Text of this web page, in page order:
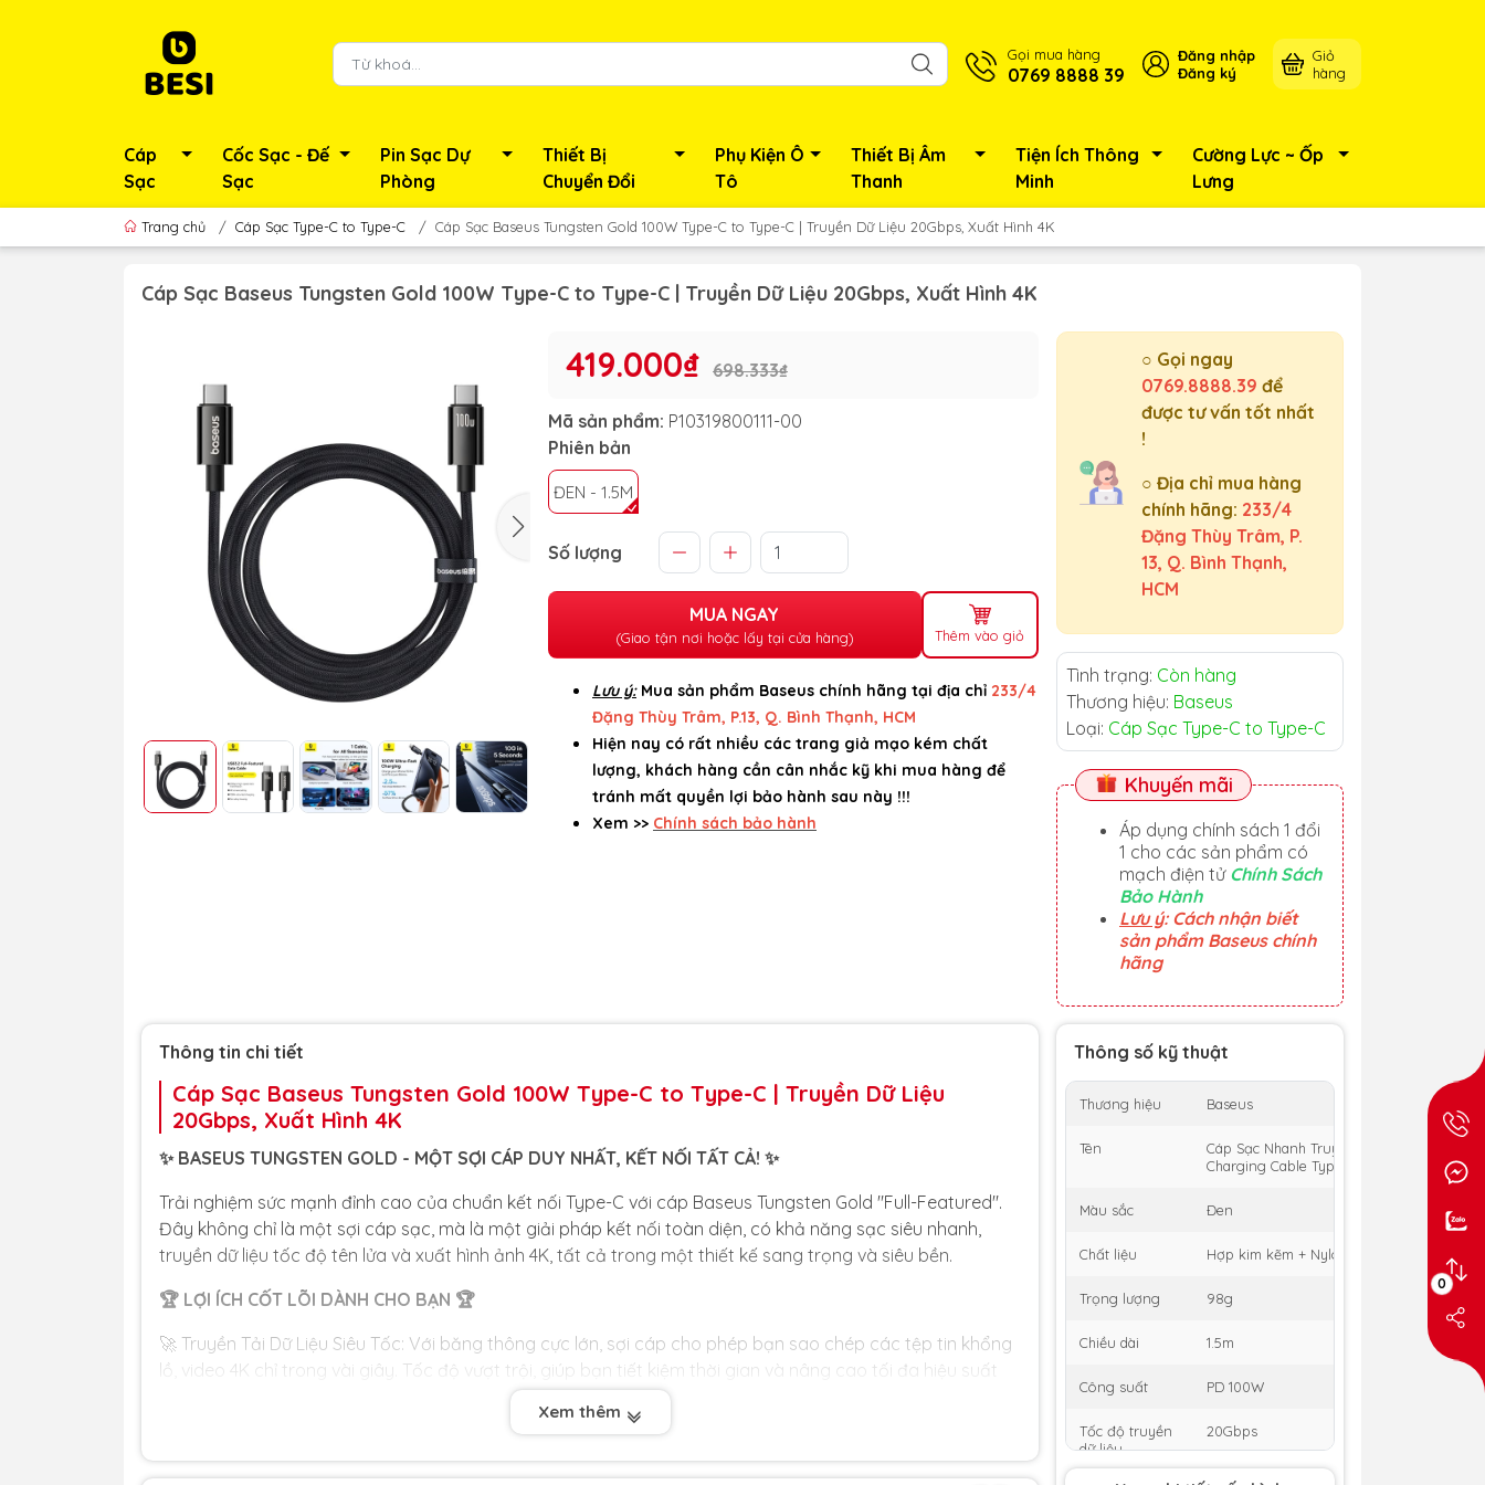
Gọi mua hàng
0769 8888 39
Đăng nhập
Đăng ký
Giỏ
hàng
Cáp
Sạc
Cốc Sạc - Đế
Sạc
Pin Sạc Dự
Phòng
Thiết Bị
Chuyển Đổi
Phụ Kiện Ô
Tô
Thiết Bị Âm
Thanh
Tiện Ích Thông
Minh
Cường Lực ~ Ốp
Lưng
Trang chủ / Cáp Sạc Type-C to Type-C / Cáp Sạc Baseus Tungsten Gold 100W Type-C to Type-C | Truyền Dữ Liệu 20Gbps, Xuất Hình 4K
Cáp Sạc Baseus Tungsten Gold 100W Type-C to Type-C | Truyền Dữ Liệu 20Gbps, Xuất Hình 4K
419.000₫ 698.333₫
Mã sản phẩm: P10319800111-00
Phiên bản
ĐEN - 1.5M
Số lượng
MUA NGAY
(Giao tận nơi hoặc lấy tại cửa hàng) Thêm vào giỏ
Lưu ý: Mua sản phẩm Baseus chính hãng tại địa chỉ 233/4
Đặng Thùy Trâm, P.13, Q. Bình Thạnh, HCM
Hiện nay có rất nhiều các trang giả mạo kém chất
lượng, khách hàng cần cân nhắc kỹ khi mua hàng để
tránh mất quyền lợi bảo hành sau này !!!
Xem >> Chính sách bảo hành
0
○ Gọi ngay
0769.8888.39 để
được tư vấn tốt nhất
!
○ Địa chỉ mua hàng
chính hãng: 233/4
Đặng Thùy Trâm, P.
13, Q. Bình Thạnh,
HCM
Tình trạng: Còn hàng
Thương hiệu: Baseus
Loại: Cáp Sạc Type-C to Type-C
Khuyến mãi
Áp dụng chính sách 1 đổi
1 cho các sản phẩm có
mạch điện tử Chính Sách
Bảo Hành
Lưu ý: Cách nhận biết
sản phẩm Baseus chính
hãng
Thông số kỹ thuật
Thương hiệu Baseus
Tên
Cáp Sạc Nhanh Truyền Dữ Liệu Baseus
Charging Cable Type-C to Type-C 100W
Màu sắc Đen
Chất liệu Hợp kim kẽm + Nylon
Trọng lượng 98g
Chiều dài 1.5m
Công suất PD 100W
Tốc độ truyền
dữ liệu
20Gbps
Thông tin chi tiết
Cáp Sạc Baseus Tungsten Gold 100W Type-C to Type-C | Truyền Dữ Liệu
20Gbps, Xuất Hình 4K
✨ BASEUS TUNGSTEN GOLD - MỘT SỢI CÁP DUY NHẤT, KẾT NỐI TẤT CẢ! ✨
Trải nghiệm sức mạnh đỉnh cao của chuẩn kết nối Type-C với cáp Baseus Tungsten Gold "Full-Featured".
Đây không chỉ là một sợi cáp sạc, mà là một giải pháp kết nối toàn diện, có khả năng sạc siêu nhanh,
truyền dữ liệu tốc độ tên lửa và xuất hình ảnh 4K, tất cả trong một thiết kế sang trọng và siêu bền.
🏆 LỢI ÍCH CỐT LÕI DÀNH CHO BẠN 🏆
🚀 Truyền Tải Dữ Liệu Siêu Tốc: Với băng thông cực lớn, sợi cáp cho phép bạn sao chép các tệp tin khổng
lồ, video 4K chỉ trong vài giây. Tốc độ vượt trội, giúp bạn tiết kiệm thời gian và nâng cao tối đa hiệu suất
📺 Xuất Hình Ảnh 4K Sắc Nét: Dễ dàng kết nối laptop, máy tính bảng của bạn với màn hình ngoài, TV hoặc
máy chiếu để tận hưởng hình ảnh và video với độ phân giải 4K siêu nét, mang lại trải nghiệm làm việc và
Xem thêm